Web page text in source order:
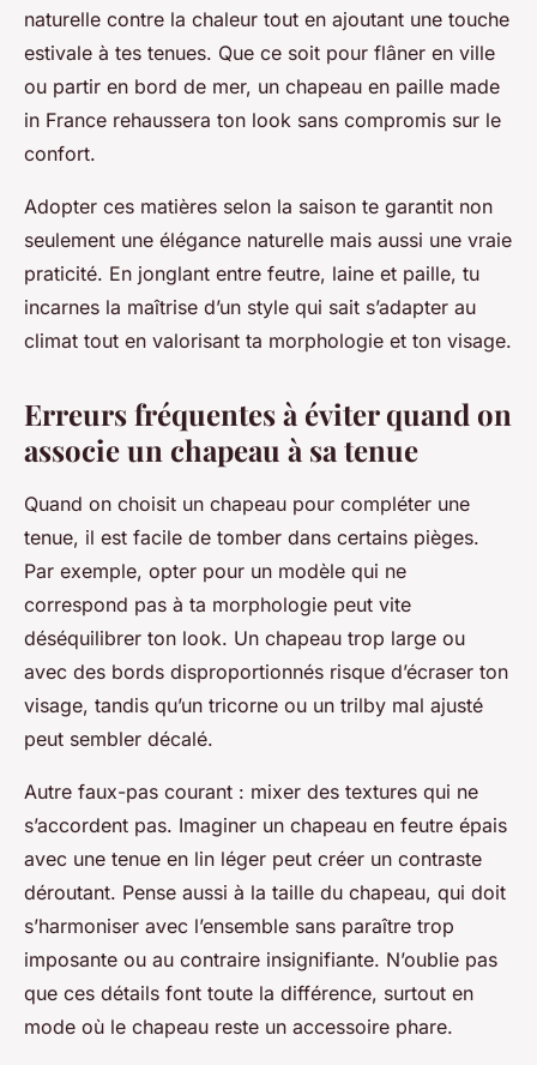
naturelle contre la chaleur tout en ajoutant une touche
estivale à tes tenues. Que ce soit pour flâner en ville
ou partir en bord de mer, un chapeau en paille made
in France rehaussera ton look sans compromis sur le
confort.
Adopter ces matières selon la saison te garantit non
seulement une élégance naturelle mais aussi une vraie
praticité. En jonglant entre feutre, laine et paille, tu
incarnes la maîtrise d’un style qui sait s’adapter au
climat tout en valorisant ta morphologie et ton visage.
Erreurs fréquentes à éviter quand on
associe un chapeau à sa tenue
Quand on choisit un chapeau pour compléter une
tenue, il est facile de tomber dans certains pièges.
Par exemple, opter pour un modèle qui ne
correspond pas à ta morphologie peut vite
déséquilibrer ton look. Un chapeau trop large ou
avec des bords disproportionnés risque d’écraser ton
visage, tandis qu’un tricorne ou un trilby mal ajusté
peut sembler décalé.
Autre faux-pas courant : mixer des textures qui ne
s’accordent pas. Imaginer un chapeau en feutre épais
avec une tenue en lin léger peut créer un contraste
déroutant. Pense aussi à la taille du chapeau, qui doit
s’harmoniser avec l’ensemble sans paraître trop
imposante ou au contraire insignifiante. N’oublie pas
que ces détails font toute la différence, surtout en
mode où le chapeau reste un accessoire phare.